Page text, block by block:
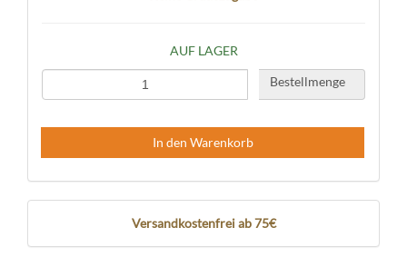
AUF LAGER
Bestellmenge
In den Warenkorb
Versandkostenfrei ab 75€